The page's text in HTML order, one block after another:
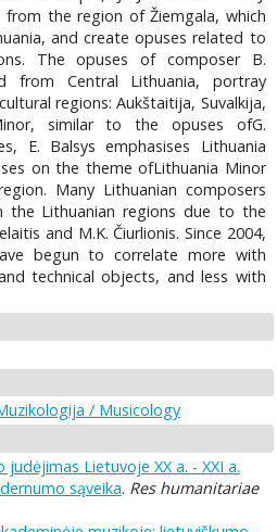
the region of Žiemgala, which
and create opuses related to
The opuses of composer B.
from Central Lithuania, portray
regions: Aukštaitija, Suvalkija,
similar to the opuses ofG.
E. Balsys emphasises Lithuania
on the theme ofLithuania Minor
Many Lithuanian composers
the Lithuanian regions due to the
and M.K. Čiurlionis. Since 2004,
begun to correlate more with
technical objects, and less with
/ Musicology
Lietuvoje XX a. - XXI a.
sąveika. Res humanitariae